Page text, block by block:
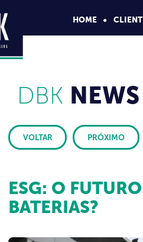
HOME
DBK NEWS
VOLTAR PRÓXIMO
ESG: O
BATERIAS?